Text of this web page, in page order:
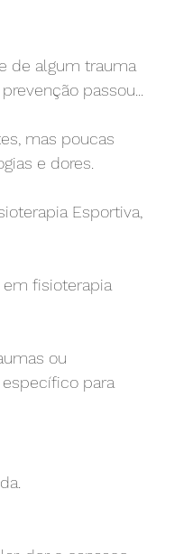
de algum trauma
passou...
mas poucas
e dores.
Esportiva,
fisioterapia
ou
para